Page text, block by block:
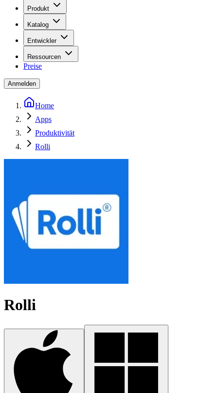
Produkt
Katalog
Entwickler
Ressourcen
Preise
Anmelden
Home
Apps
Produktivität
Rolli
Rolli